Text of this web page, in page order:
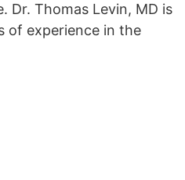
Dr. Thomas Levin, MD is
of experience in the